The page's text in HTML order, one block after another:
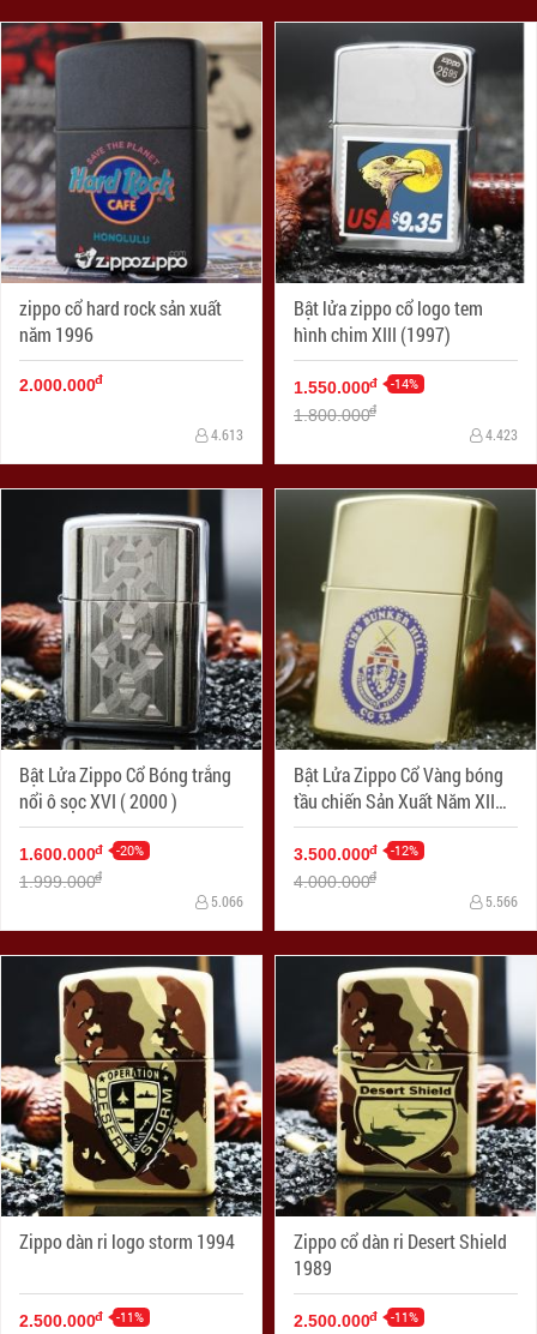
zippo cổ hard rock sản xuất
năm 1996
2.000.000đ
4.613
Bật lửa zippo cổ logo tem
hình chim XIII (1997)
1.550.000đ -14%
1.800.000đ
4.423
Bật Lửa Zippo Cổ Bóng trắng
nổi ô sọc XVI ( 2000 )
1.600.000đ -20%
1.999.000đ
5.066
Bật Lửa Zippo Cổ Vàng bóng
tầu chiến Sản Xuất Năm XII
(1996 )
3.500.000đ -12%
4.000.000đ
5.566
Zippo dàn ri logo storm 1994
2.500.000đ -11%
Zippo cổ dàn ri Desert Shield
1989
2.500.000đ -11%